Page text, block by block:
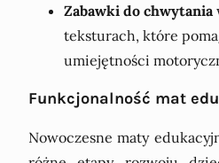
Zabawki do chwytania
teksturach, które
umiejętności
Funkcjonalność mat
Nowoczesne maty